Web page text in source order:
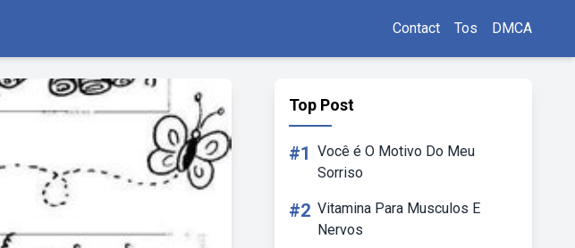
Contact Tos DMCA
Top Post
#1 Você é O Motivo Do Meu
Sorriso
#2 Vitamina Para Musculos E
Nervos